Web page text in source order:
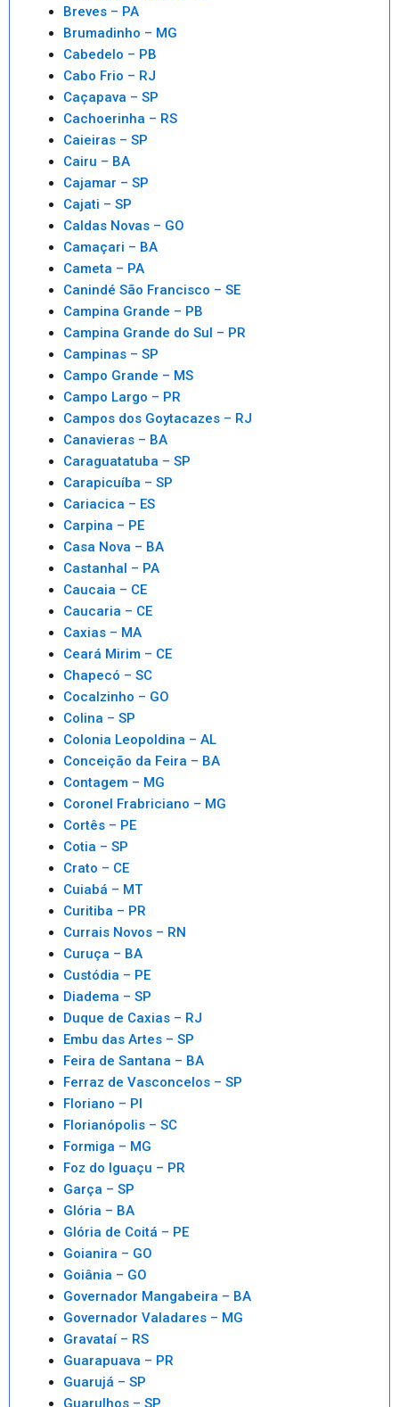
Breves – PA
Brumadinho – MG
Cabedelo – PB
Cabo Frio – RJ
Caçapava – SP
Cachoerinha – RS
Caieiras – SP
Cairu – BA
Cajamar – SP
Cajati – SP
Caldas Novas – GO
Camaçari – BA
Cameta – PA
Canindé São Francisco – SE
Campina Grande – PB
Campina Grande do Sul – PR
Campinas – SP
Campo Grande – MS
Campo Largo – PR
Campos dos Goytacazes – RJ
Canavieras – BA
Caraguatatuba – SP
Carapicuíba – SP
Cariacica – ES
Carpina – PE
Casa Nova – BA
Castanhal – PA
Caucaia – CE
Caucaria – CE
Caxias – MA
Ceará Mirim – CE
Chapecó – SC
Cocalzinho – GO
Colina – SP
Colonia Leopoldina – AL
Conceição da Feira – BA
Contagem – MG
Coronel Frabriciano – MG
Cortês – PE
Cotia – SP
Crato – CE
Cuiabá – MT
Curitiba – PR
Currais Novos – RN
Curuça – BA
Custódia – PE
Diadema – SP
Duque de Caxias – RJ
Embu das Artes – SP
Feira de Santana – BA
Ferraz de Vasconcelos – SP
Floriano – PI
Florianópolis – SC
Formiga – MG
Foz do Iguaçu – PR
Garça – SP
Glória – BA
Glória de Coitá – PE
Goianira – GO
Goiânia – GO
Governador Mangabeira – BA
Governador Valadares – MG
Gravataí – RS
Guarapuava – PR
Guarujá – SP
Guarulhos – SP